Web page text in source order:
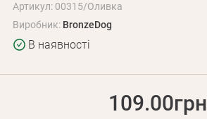
Артикул: 00315/Оливка
Виробник: BronzeDog
В наявності
109.00грн